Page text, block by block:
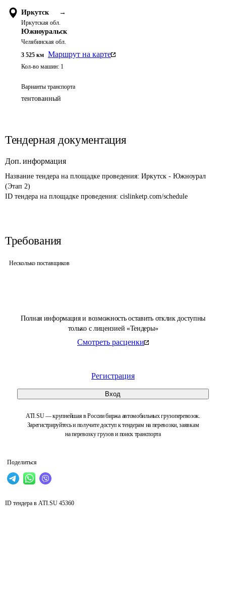
Полная информация и возможность оставить отклик доступны
только с лицензией «Тендеры»
Смотреть расценки
Регистрация
Вход
ATI.SU — крупнейшая в России биржа автомобильных грузоперевозок.
Зарегистрируйтесь и получите доступ к тендерам на перевозки, заявкам
на перевозку грузов и поиск транспорта
Поделиться
Иркутск →
Иркутская обл.
Южноуральск
Челябинская обл.
3 525 км Маршрут на карте
Кол-во машин: 1
Варианты транспорта
тентованный
Тендерная документация
Доп. информация
Название тендера на площадке проведения: Иркутск - Южноурал
(Этап 2)
ID тендера на площадке проведения: cislinketp.com/schedule
Требования
Несколько поставщиков
ID тендера в ATI.SU 45360